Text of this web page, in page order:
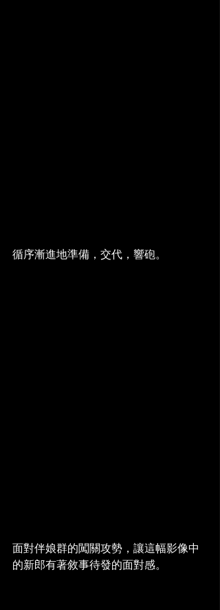
循序漸進地準備，交代，響砲。
面對伴娘群的闖關攻勢，讓這幅影像中
的新郎有著敘事待發的面對感。